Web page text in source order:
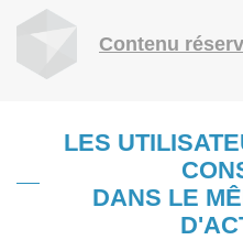
Contenu
LES
DANS LE